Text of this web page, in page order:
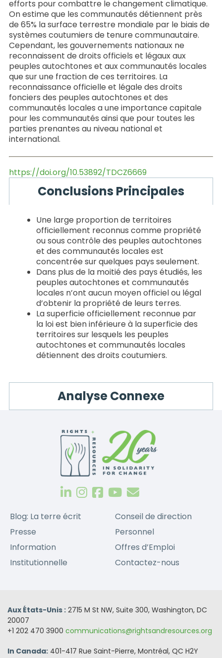
efforts pour combattre le changement climatique.
On estime que les communautés détiennent près
de 65% la surface terrestre mondiale par le biais de
systèmes coutumiers de tenure communautaire.
Cependant, les gouvernements nationaux ne
reconnaissent de droits officiels et légaux aux
peuples autochtones et aux communautés locales
que sur une fraction de ces territoires. La
reconnaissance officielle et légale des droits
fonciers des peuples autochtones et des
communautés locales a une importance capitale
pour les communautés ainsi que pour toutes les
parties prenantes au niveau national et
international.
https://doi.org/10.53892/TDCZ6669
Conclusions Principales
Une large proportion de territoires
officiellement reconnus comme propriété
ou sous contrôle des peuples autochtones
et des communautés locales est
concentrée sur quelques pays seulement.
Dans plus de la moitié des pays étudiés, les
peuples autochtones et communautés
locales n’ont aucun moyen officiel ou légal
d’obtenir la propriété de leurs terres.
La superficie officiellement reconnue par
la loi est bien inférieure à la superficie des
territoires sur lesquels les peuples
autochtones et communautés locales
détiennent des droits coutumiers.
Analyse Connexe
Blog: La terre écrit
Presse
Information
Institutionnelle
Conseil de direction
Personnel
Offres d’Emploi
Contactez-nous
Aux États-Unis : 2715 M St NW, Suite 300, Washington, DC
20007
+1 202 470 3900 communications@rightsandresources.org
In Canada: 401-417 Rue Saint-Pierre, Montréal, QC H2Y